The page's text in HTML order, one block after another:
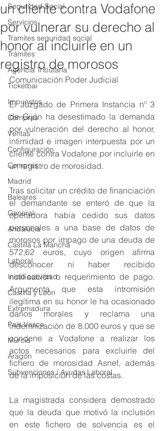
Seguridad Social
Servicios
Tramites seguridad social
Trámites
Agencia Tributaria
Ticketbai
Impuestos
Compras
Ventas
Configuración
Compras
Madrid
Baleares
General
Andalucía
Castilla La Mancha
Laboral
Inicio actividad
Castilla y León
Extremadura
País Vasco
Murcia
Aragón
Subvenciones / Ayudas Laboral
un cliente contra Vodafone
por vulnerar su derecho al
honor al incluirle en un
registro de morosos
Comunicación Poder Judicial
El Juzgado de Primera Instancia nº 3
de Gijón ha desestimado la demanda
por vulneración del derecho al honor,
intimidad e imagen interpuesta por un
cliente contra Vodafone por incluirle en
un registro de morosidad.
Tras solicitar un crédito de financiación
el demandante se enteró de que la
operadora había cedido sus datos
personales a una base de datos de
morosos por impago de una deuda de
572,62 euros, cuyo origen afirma
desconocer ni haber recibido
notificación o requerimiento de pago.
Argumenta que esta intromisión
ilegítima en su honor le ha ocasionado
daños morales y reclama una
indemnización de 8.000 euros y que se
condene a Vodafone a realizar los
actos necesarios para excluirle del
fichero de morosidad Asnef, además
de la imposición de las costas.
La magistrada considera demostrado
que la deuda que motivó la inclusión
en este fichero de solvencia es el